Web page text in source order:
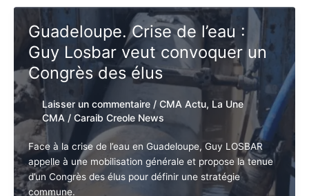
Daly
sérieusement
épinglé
par
#Mee
Too
Guadeloupe. Crise de l’eau :
Guy Losbar veut convoquer un
Congrès des élus
Laisser un commentaire /CMA Actu
Une CMA
Caraib Creole News
Face à la crise de l’eau en Guadeloupe, Guy LOSBAR
appelle à une mobilisation générale et propose la
tenue d’un Congrès des élus pour définir une stratégie
Abonnez-vous à la Newsletter pour ne rien
manquer !
X